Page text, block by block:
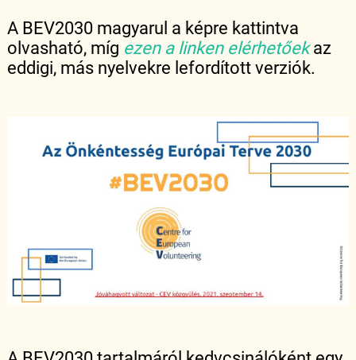
A BEV2030 magyarul a képre kattintva
olvasható, míg ezen a linken elérhetőekaz
eddigi, más nyelvekre lefordított verziók.